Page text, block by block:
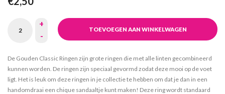
+
-
TOEVOEGEN AAN WINKELWAGEN
De Gouden Classic Ringen zijn grote ringen die met alle linten gecombineerd
kunnen worden. De ringen zijn speciaal gevormd zodat deze mooi op de voet
ligt. Het is leuk om deze ringen in je collectie te hebben om dat je dan in een
handomdraai een chique sandaaltje kunt maken! Deze ring wordt standaard